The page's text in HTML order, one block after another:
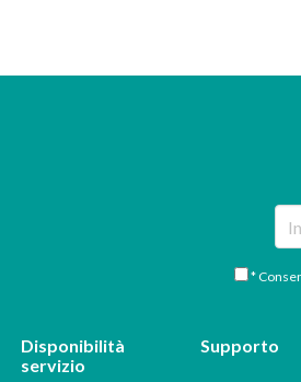
*
Disponibilità
servizio
Supporto